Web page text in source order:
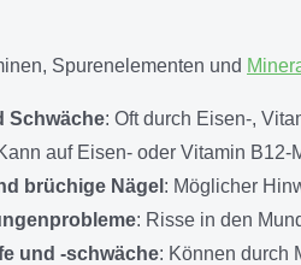
Spurenelementen und
Schwäche: Oft durch Eisen-,
auf Eisen- oder Vitamin B12-
brüchige Nägel : Möglicher
: Risse in den
und -schwäche: Können durch